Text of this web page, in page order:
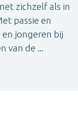
zichzelf als in
passie en
jongeren bij
van de ...